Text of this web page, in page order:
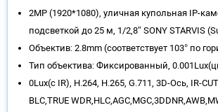
2MP (1920*1080), уличная купольная IP-
подсветкой до 25 м, 1/2,8″ SONY STARVIS
Объектив: 2.8mm (соответствует 103° по
Тип объектива: Фиксированный,
0Lux(c IR), H.264, H.265, G.711, 3D-Ось, IR-
BLC,TRUE